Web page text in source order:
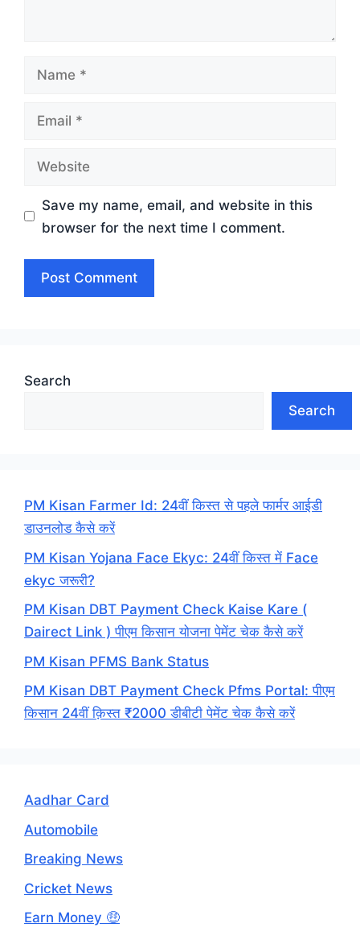
Name
Email
Website
Save my name, email, and website in this
browser for the next time I comment.
Search
Search
PM Kisan Farmer Id: 24वीं किस्त से पहले फार्मर आईडी
डाउनलोड कैसे करें
PM Kisan Yojana Face Ekyc: 24वीं किस्त में Face
ekyc जरूरी?
PM Kisan DBT Payment Check Kaise Kare (
Dairect Link ) पीएम किसान योजना पेमेंट चेक कैसे करें
PM Kisan PFMS Bank Status
PM Kisan DBT Payment Check Pfms Portal: पीएम
किसान 24वीं क़िस्त ₹2000 डीबीटी पेमेंट चेक कैसे करें
Aadhar Card
Automobile
Breaking News
Cricket News
Earn Money 🤑